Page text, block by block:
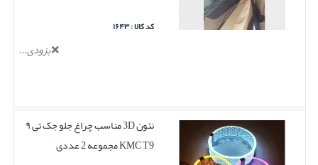
کد کالا : ۱۶۴۳
بزودی...
نئون 3D مناسب چراغ جلو جک تی ۹
KMC T9 مجموعه 2 عددی